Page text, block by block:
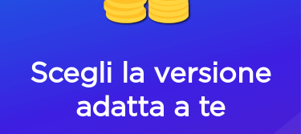
Scegli la versione
adatta a te